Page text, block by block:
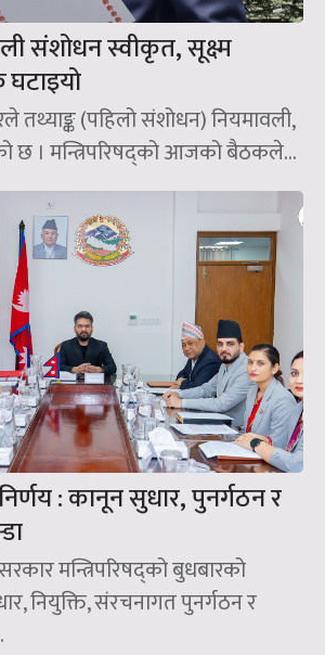
संशोधन स्वीकृत, सूक्ष्म
तथ्याङ्क (पहिलो संशोधन) नियमावली,
छ । मन्त्रिपरिषद्को आजको बैठकले...
: कानून सुधार, पुनर्गठन र
मन्त्रिपरिषद्को बुधबारको
नियुक्ति, संरचनागत पुनर्गठन र